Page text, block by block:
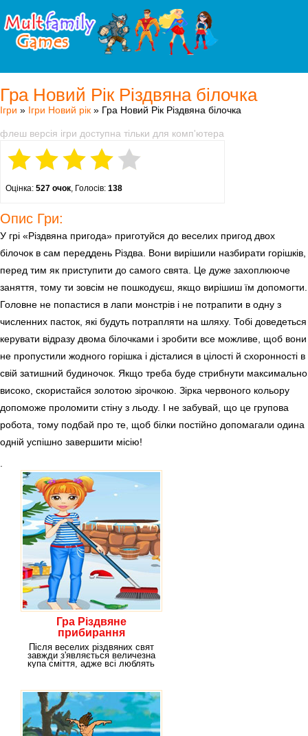
Гра Новий Рік Різдвяна білочка
Ігри » Ігри Новий рік » Гра Новий Рік Різдвяна білочка
флеш версія ігри доступна тільки для комп'ютера
Оцінка: 527 очок, Голосів: 138
Опис Гри:
У грі «Різдвяна пригода» приготуйся до веселих пригод двох
білочок в сам переддень Різдва. Вони вирішили назбирати горішків,
перед тим як приступити до самого свята. Це дуже захоплююче
заняття, тому ти зовсім не пошкодуєш, якщо вирішиш їм допомогти.
Головне не попастися в лапи монстрів і не потрапити в одну з
численних пасток, які будуть потрапляти на шляху. Тобі доведеться
керувати відразу двома білочками і зробити все можливе, щоб вони
не пропустили жодного горішка і дісталися в цілості й схоронності в
свій затишний будиночок. Якщо треба буде стрибнути максимально
високо, скористайся золотою зірочкою. Зірка червоного кольору
допоможе проломити стіну з льоду. І не забувай, що це групова
робота, тому подбай про те, щоб білки постійно допомагали одина
одній успішно завершити місію!
Гра Різдвяне
прибирання
Після веселих різдвяних свят
завжди з'являється величезна
купа сміття, адже всі люблять